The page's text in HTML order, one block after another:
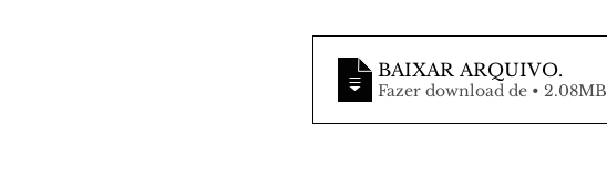
BAIXAR ARQUIVO.
Fazer download de • 2.08MB